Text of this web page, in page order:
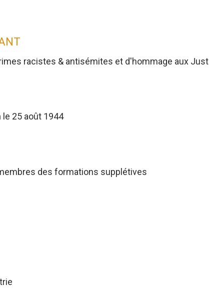
racistes & antisémites et d'hommage aux
25 août 1944
des formations supplétives